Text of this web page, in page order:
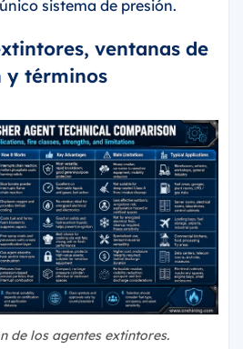
sistema de presión.
ventanas de
y términos
de los agentes extintores.